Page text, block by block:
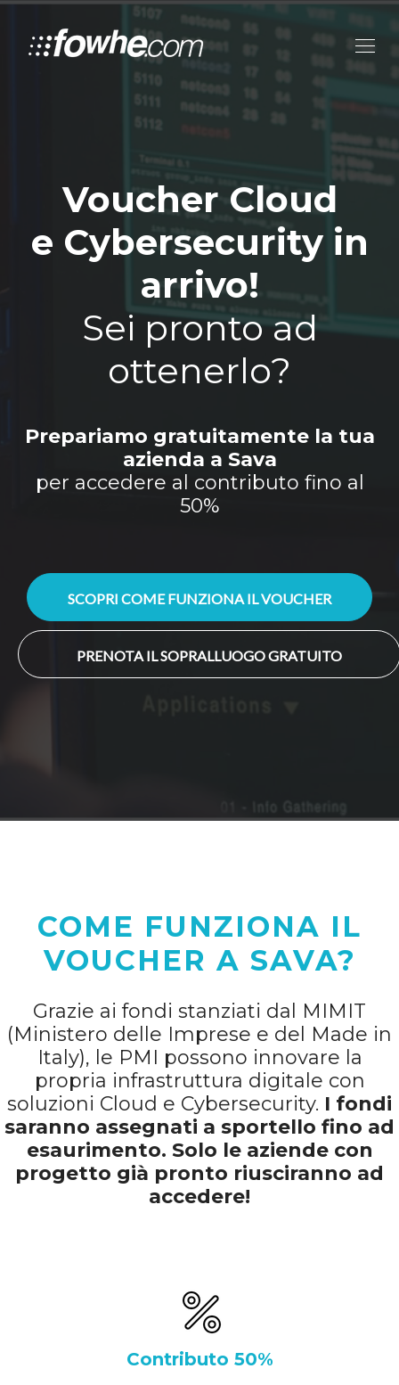
Voucher Cloud
e Cybersecurity in
arrivo!
Sei pronto ad
ottenerlo?
Prepariamo gratuitamente la tua
azienda a Sava
per accedere al contributo fino al
50%
SCOPRI COME FUNZIONA IL VOUCHER
PRENOTA IL SOPRALLUOGO GRATUITO
COME FUNZIONA IL
VOUCHER A SAVA?
Grazie ai fondi stanziati dal MIMIT
(Ministero delle Imprese e del Made in
Italy), le PMI possono innovare la
propria infrastruttura digitale con
soluzioni Cloud e Cybersecurity. I fondi
saranno assegnati a sportello fino ad
esaurimento. Solo le aziende con
progetto già pronto riusciranno ad
accedere!
Contributo 50%